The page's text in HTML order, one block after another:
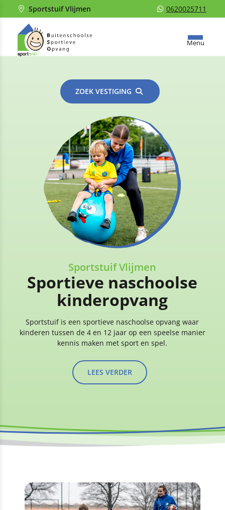
Sportstuif Vlijmen 0620025711
Menu
ZOEK VESTIGING
Sportstuif Vlijmen
Sportieve naschoolse
kinderopvang
Sportstuif is een sportieve naschoolse opvang waar
kinderen tussen de 4 en 12 jaar op een speelse manier
kennis maken met sport en spel.
LEES VERDER